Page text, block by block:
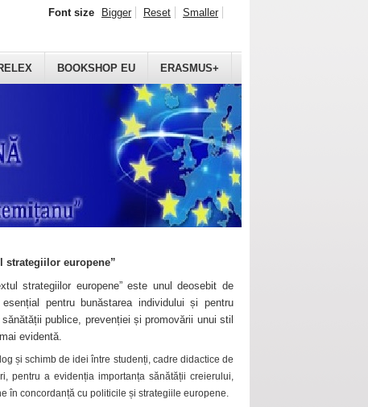
BOOKSHOP EU ERASMUS+
Font size Bigger Reset Smaller
strategiilor europene”
strategiilor europene” este unul deosebit de
pentru bunăstarea individului și pentru
publice, prevenției și promovării unui stil
evidentă.
și schimb de idei între studenți, cadre didactice de
pentru a evidenția importanța sănătății creierului,
în concordanță cu politicile și strategiile europene.